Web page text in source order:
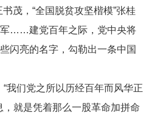
书茂，“全国脱贫攻坚楷模”张桂
军……建党百年之际，党中央将
闪亮的名字，勾勒出一条中国
们党之所以历经百年而风华正
就是凭着那么一股革命加拼命